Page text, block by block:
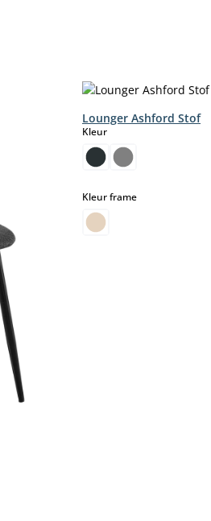
Lounger Ashford Stof
Kleurselect
Kleur frameselect